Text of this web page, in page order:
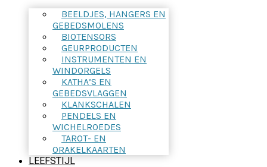
BEELDJES, HANGERS EN
GEBEDSMOLENS
BIOTENSORS
GEURPRODUCTEN
INSTRUMENTEN EN
WINDORGELS
KATHA’S EN
GEBEDSVLAGGEN
KLANKSCHALEN
PENDELS EN
WICHELROEDES
TAROT- EN
ORAKELKAARTEN
LEEFSTIJL